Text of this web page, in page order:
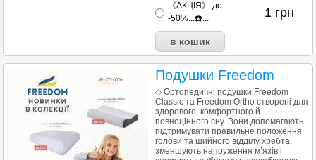
《АКЦІЯ》 до
-50%...☎️...
1 грн
Подушки Freedom
◇ Ортопедичні подушки Freedom
Classic та Freedom Ortho створені для
здорового, комфортного й
повноцінного сну. Вони допомагають
підтримувати правильне положення
голови та шийного відділу хребта,
зменшують напруження м’язів і